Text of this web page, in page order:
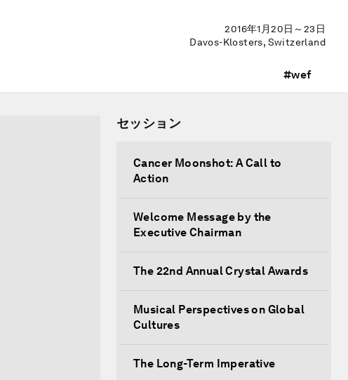
2016年1月20日～23日
Davos-Klosters, Switzerland
#wef
セッション
Cancer Moonshot: A Call to
Action
Welcome Message by the
Executive Chairman
The 22nd Annual Crystal Awards
Musical Perspectives on Global
Cultures
The Long-Term Imperative